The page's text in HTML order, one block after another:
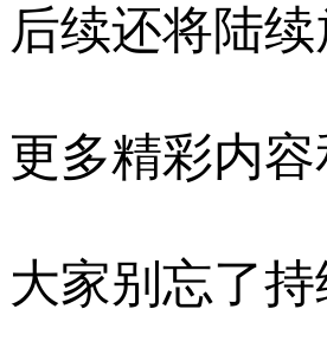
后续还将陆续
更多精彩内
大家别忘了